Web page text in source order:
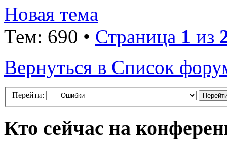
Новая тема
Тем: 690 • Страница 1 из
Вернуться в Список
Перейти:
Кто сейчас на